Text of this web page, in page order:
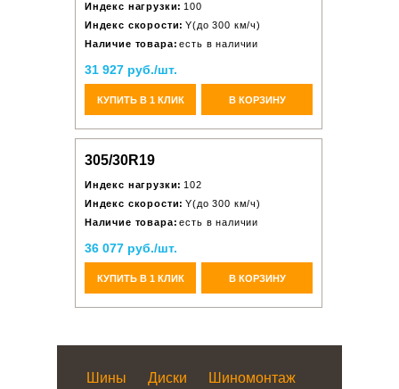
Индекс нагрузки: 100
Индекс скорости: Y(до 300 км/ч)
Наличие товара: есть в наличии
31 927 руб./шт.
КУПИТЬ В 1 КЛИК В КОРЗИНУ
305/30R19
Индекс нагрузки: 102
Индекс скорости: Y(до 300 км/ч)
Наличие товара: есть в наличии
36 077 руб./шт.
КУПИТЬ В 1 КЛИК В КОРЗИНУ
Шины Диски
Шиномонтаж